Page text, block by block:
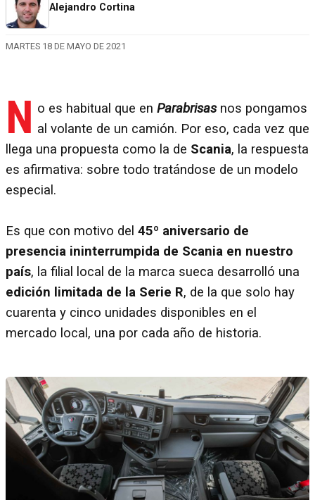
Alejandro Cortina
MARTES 18 DE MAYO DE 2021
N o es habitual que en Parabrisasnos pongamos
al volante de un camión. Por eso, cada vez que
llega una propuesta como la de Scania, la respuesta
es afirmativa: sobre todo tratándose de un modelo
especial.
Es que con motivo del 45º aniversario de
presencia ininterrumpida de Scania en nuestro
país, la filial local de la marca sueca desarrolló una
edición limitada de la Serie R, de la que solo hay
cuarenta y cinco unidades disponibles en el
mercado local, una por cada año de historia.